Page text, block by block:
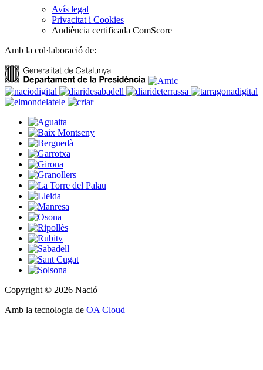
Avís legal
Privacitat i Cookies
Audiència certificada ComScore
Amb la col·laboració de:
Copyright © 2026 Nació
Amb la tecnologia de OA Cloud